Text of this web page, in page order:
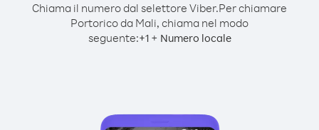
Chiama il numero dal selettore Viber.Per chiamare
Portorico da Mali, chiama nel modo
seguente:+1+ Numero locale